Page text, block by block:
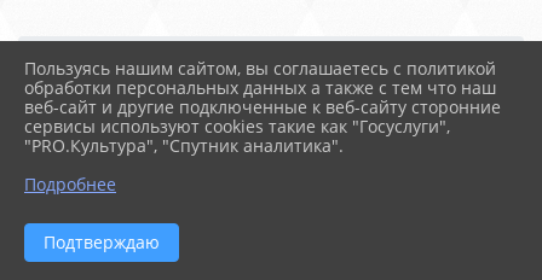
Главная МЕРОПРИЯТИЯ
Новости
Поздравляем с Рождеством!
07.01.2026 06:40
ПОЗДРАВЛЯЕМ С РОЖДЕСТВОМ!
Пользуясь нашим сайтом, вы соглашаетесь с политикой
обработки персональных данных а также с тем что наш
веб-сайт и другие подключенные к веб-сайту сторонние
сервисы используют cookies такие как "Госуслуги",
"PRO.Культура", "Спутник аналитика".
Подробнее
Подтверждаю